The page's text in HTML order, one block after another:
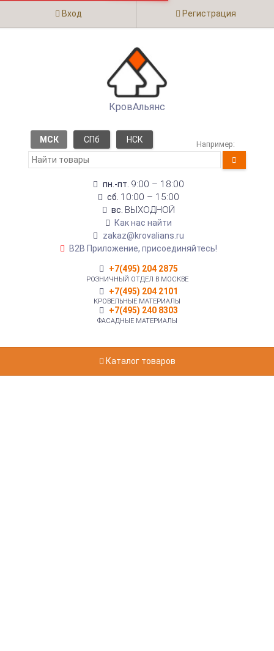
Вход Регистрация
КровАльянс
МСК СПб НСК Например:
пн.-пт. 9:00 – 18:00
сб. 10:00 – 15:00
вс. ВЫХОДНОЙ
Как нас найти
zakaz@krovalians.ru
B2B Приложение, присоединяйтесь!
+7(495) 204 2875
РОЗНИЧНЫЙ ОТДЕЛ В МОСКВЕ
+7(495) 204 2101
КРОВЕЛЬНЫЕ МАТЕРИАЛЫ
+7(495) 240 8303
ФАСАДНЫЕ МАТЕРИАЛЫ
Каталог товаров